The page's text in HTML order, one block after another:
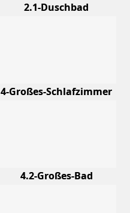
2.1-Duschbad
4-Großes-Schlafzimmer
4.2-Großes-Bad